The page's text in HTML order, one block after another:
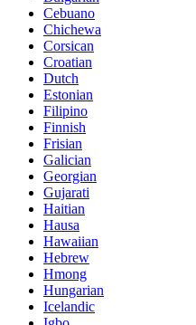
Cebuano
Chichewa
Corsican
Croatian
Dutch
Estonian
Filipino
Finnish
Frisian
Galician
Georgian
Gujarati
Haitian
Hausa
Hawaiian
Hebrew
Hmong
Hungarian
Icelandic